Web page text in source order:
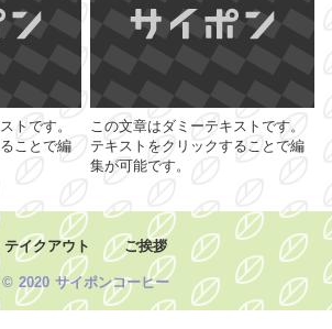
トです。
ことで編
この文章はダミーテキストです。
テキストをクリックすることで編
集が可能です。
テイクアウト ご挨拶
© 2020 サイポンコーヒー